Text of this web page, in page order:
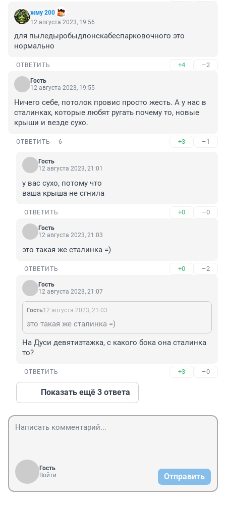
жму 200
12 августа 2023, 19:56
для пыледыробыдлонскабеспарковочного это
нормально
ОТВЕТИТЬ +4 –2
Гость
12 августа 2023, 19:55
Ничего себе, потолок провис просто жесть. А у нас в
сталинках, которые любят ругать почему то, новые
крыши и везде сухо.
ОТВЕТИТЬ 6 +3 –1
Гость
12 августа 2023, 21:01
у вас сухо, потому что
ваша крыша не сгнила
ОТВЕТИТЬ +0 –0
Гость
12 августа 2023, 21:03
это такая же сталинка =)
ОТВЕТИТЬ +0 –2
Гость
12 августа 2023, 21:07
Гость12 августа 2023, 21:03
это такая же сталинка =)
На Дуси девятиэтажка, с какого бока она сталинка
то?
ОТВЕТИТЬ +3 –0
Показать ещё 3 ответа
Гость
Войти
Отправить